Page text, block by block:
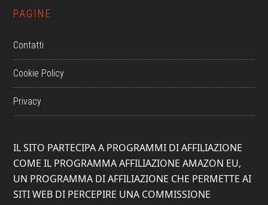
PAGINE
Contatti
Cookie Policy
Privacy
IL SITO PARTECIPA A PROGRAMMI DI AFFILIAZIONE
COME IL PROGRAMMA AFFILIAZIONE AMAZON EU,
UN PROGRAMMA DI AFFILIAZIONE CHE PERMETTE AI
SITI WEB DI PERCEPIRE UNA COMMISSIONE